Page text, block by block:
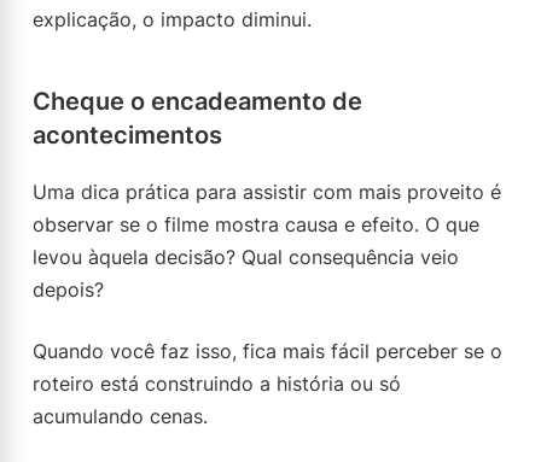
explicação, o impacto diminui.
Cheque o encadeamento de
acontecimentos
Uma dica prática para assistir com mais proveito é
observar se o filme mostra causa e efeito. O que
levou àquela decisão? Qual consequência veio
depois?
Quando você faz isso, fica mais fácil perceber se o
roteiro está construindo a história ou só
acumulando cenas.